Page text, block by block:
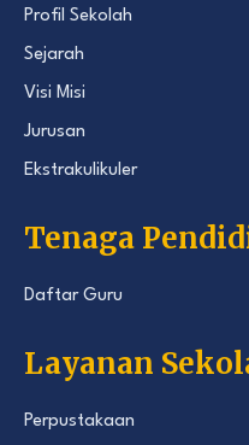
Profil Sekolah
Sejarah
Visi Misi
Jurusan
Ekstrakulikuler
Tenaga
Daftar Guru
Layanan
Perpustakaan